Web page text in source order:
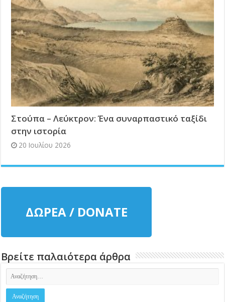
Στούπα – Λεύκτρον: Ένα συναρπαστικό ταξίδι
στην ιστορία
20 Ιουλίου 2026
ΔΩΡΕΑ / DONATE
Βρείτε παλαιότερα άρθρα